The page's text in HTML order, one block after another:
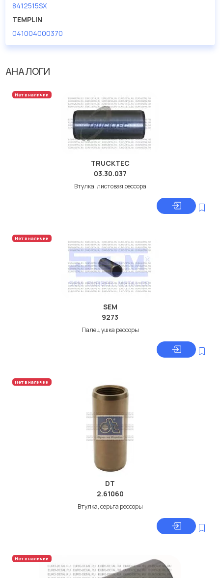
8412515SX
TEMPLIN
041004000370
АНАЛОГИ
Нет в наличии
TRUCKTEC
03.30.037
Втулка, листовая рессора
Нет в наличии
SEM
9273
Палец ушка рессоры
Нет в наличии
DT
2.61060
Втулка, серьга рессоры
Нет в наличии